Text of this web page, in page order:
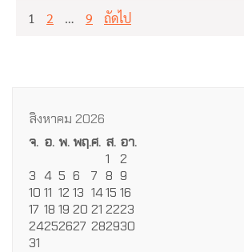
แนะแนว
1 2 … 9 ถัดไป
สิงหาคม 2026
จ. อ. พ.พฤ.ศ. ส. อา.
1
2
3 4 5 6 7 8 9
10 11 12 13 1415 16
17 18 19 20 21 2223
24252627 282930
31